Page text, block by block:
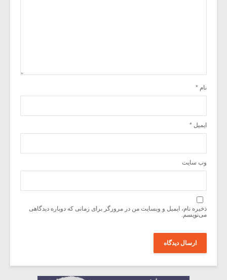
نام *
ایمیل *
وب‌ سایت
ذخیره نام، ایمیل و وبسایت من در مرورگر برای زمانی که دوباره دیدگاهی
می‌نویسم.